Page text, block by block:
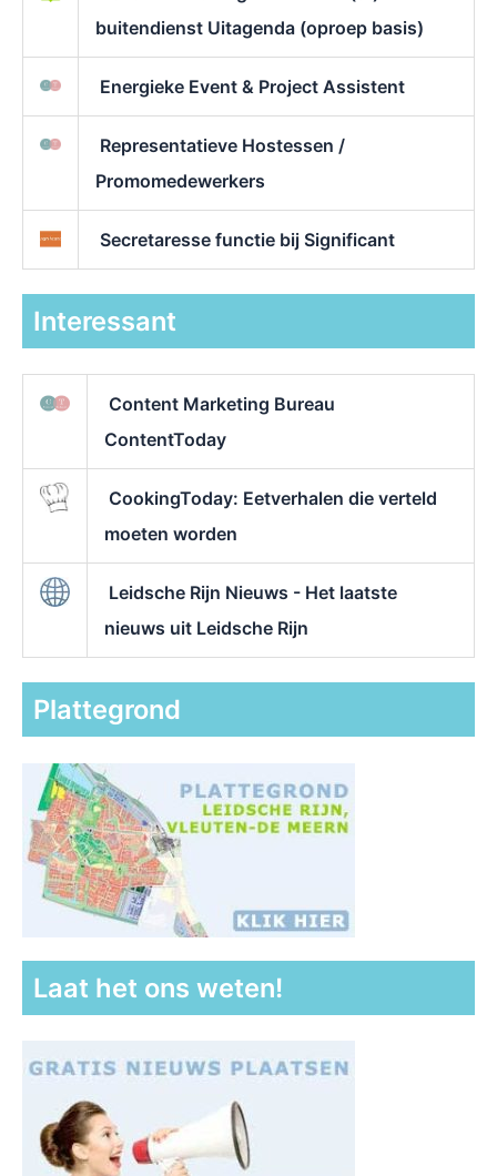
buitendienst Uitagenda (oproep basis)
Energieke Event & Project Assistent
Representatieve Hostessen /
Promomedewerkers
Secretaresse functie bij Significant
Interessant
Content Marketing Bureau
ContentToday
CookingToday: Eetverhalen die verteld
moeten worden
Leidsche Rijn Nieuws - Het laatste
nieuws uit Leidsche Rijn
Plattegrond
Laat het ons weten!